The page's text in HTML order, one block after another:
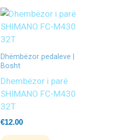
Dhëmbëzor pedaleve |
Bosht
Dhembëzor i parë
SHIMANO FC-M430
32T
€12.00